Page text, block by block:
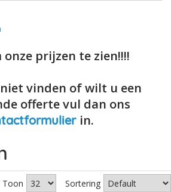
onze prijzen te zien!!!!
vinden of wilt u een
offerte vul dan ons
in.
Toon Sortering